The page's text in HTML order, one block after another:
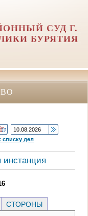
СУД Г.
БУРЯТИЯ
списку дел
инстанция
СТОРОНЫ